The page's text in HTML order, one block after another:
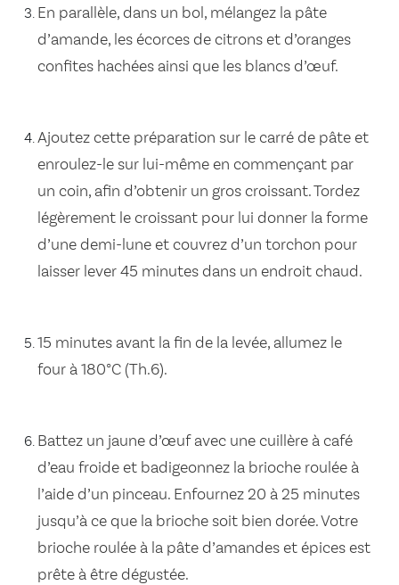
En parallèle, dans un bol, mélangez la pâte
d’amande, les écorces de citrons et d’oranges
confites hachées ainsi que les blancs d’œuf.
Ajoutez cette préparation sur le carré de pâte et
enroulez-le sur lui-même en commençant par
un coin, afin d’obtenir un gros croissant. Tordez
légèrement le croissant pour lui donner la forme
d’une demi-lune et couvrez d’un torchon pour
laisser lever 45 minutes dans un endroit chaud.
15 minutes avant la fin de la levée, allumez le
four à 180°C (Th.6).
Battez un jaune d’œuf avec une cuillère à café
d’eau froide et badigeonnez la brioche roulée à
l’aide d’un pinceau. Enfournez 20 à 25 minutes
jusqu’à ce que la brioche soit bien dorée. Votre
brioche roulée à la pâte d’amandes et épices est
prête à être dégustée.